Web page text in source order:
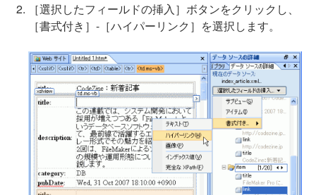
［選択したフィールドの挿入］ボタンをクリックし、
［書式付き］-［ハイパーリンク］を選択します。